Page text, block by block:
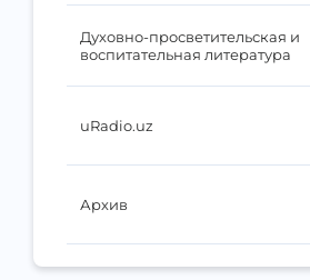
Духовно-просветительская и
воспитательная литература
uRadio.uz
Архив